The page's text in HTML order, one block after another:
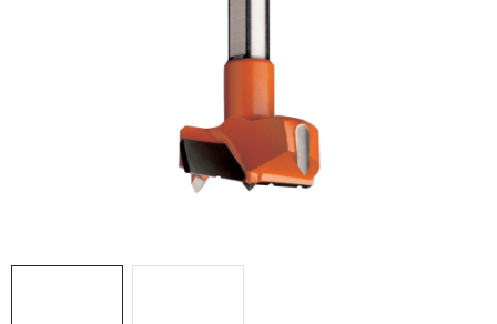
Kontakt
Obchodní podmínky
Podmínky ochrany osobních údajů
O nás